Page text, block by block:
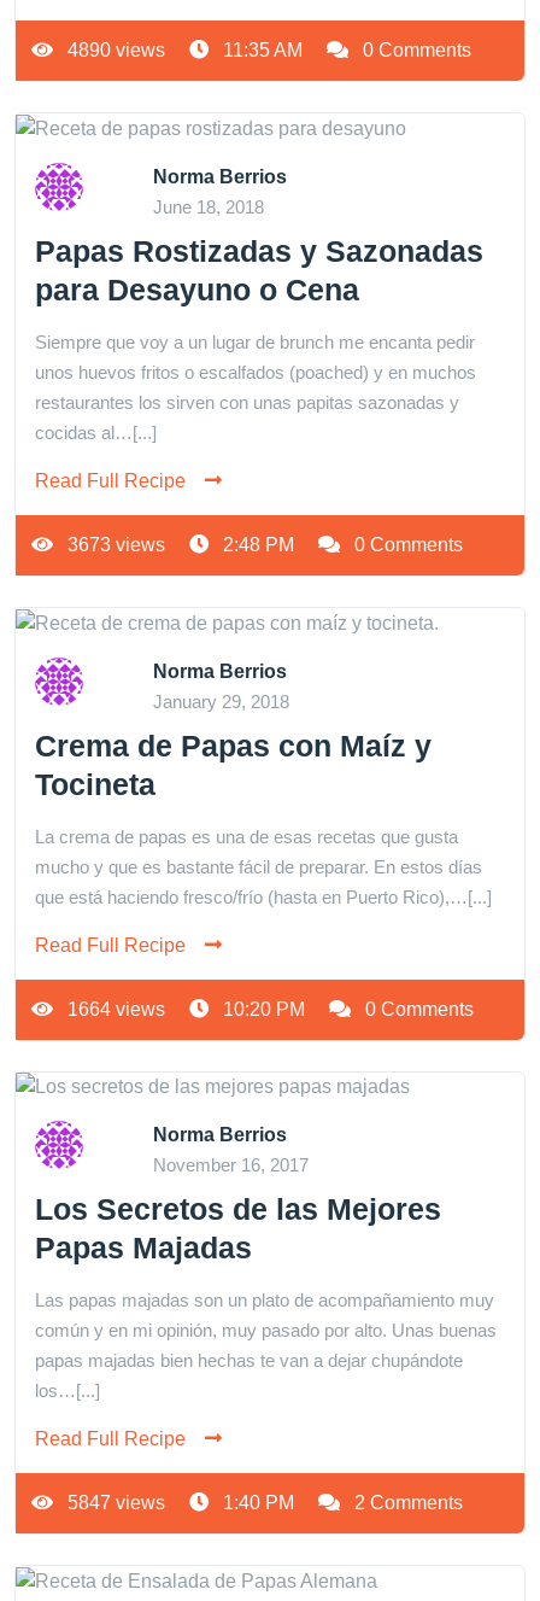
4890 views 11:35 AM 0 Comments
Norma Berrios
June 18, 2018
Papas Rostizadas y Sazonadas
para Desayuno o Cena
Siempre que voy a un lugar de brunch me encanta pedir
unos huevos fritos o escalfados (poached) y en muchos
restaurantes los sirven con unas papitas sazonadas y
cocidas al…[...]
Read Full Recipe
3673 views 2:48 PM 0 Comments
Norma Berrios
January 29, 2018
Crema de Papas con Maíz y
Tocineta
La crema de papas es una de esas recetas que gusta
mucho y que es bastante fácil de preparar. En estos días
que está haciendo fresco/frío (hasta en Puerto Rico),…[...]
Read Full Recipe
1664 views 10:20 PM 0 Comments
Norma Berrios
November 16, 2017
Los Secretos de las Mejores
Papas Majadas
Las papas majadas son un plato de acompañamiento muy
común y en mi opinión, muy pasado por alto. Unas buenas
papas majadas bien hechas te van a dejar chupándote
los…[...]
Read Full Recipe
5847 views 1:40 PM 2 Comments